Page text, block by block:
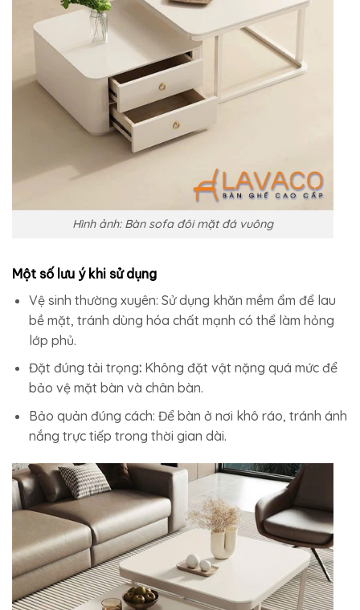
Hình ảnh: Bàn sofa đôi mặt đá vuông
Một số lưu ý khi sử dụng
Vệ sinh thường xuyên: Sử dụng khăn mềm ẩm để lau
bề mặt, tránh dùng hóa chất mạnh có thể làm hỏng
lớp phủ.
Đặt đúng tải trọng:Không đặt vật nặng quá mức để
bảo vệ mặt bàn và chân bàn.
Bảo quản đúng cách: Để bàn ở nơi khô ráo, tránh ánh
nắng trực tiếp trong thời gian dài.